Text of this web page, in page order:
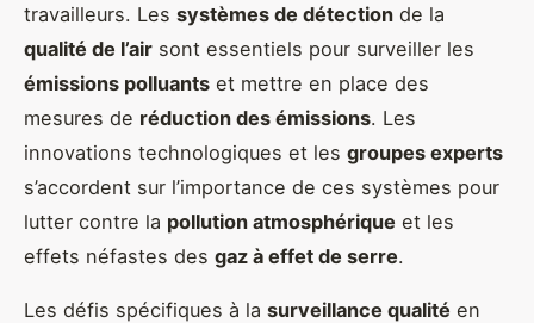
travailleurs. Les systèmes de détection de la
qualité de l’air sont essentiels pour surveiller les
émissions polluants et mettre en place des
mesures de réduction des émissions. Les
innovations technologiques et les groupes experts
s’accordent sur l’importance de ces systèmes pour
lutter contre la pollution atmosphérique et les
effets néfastes des gaz à effet de serre.
Les défis spécifiques à la surveillance qualité en